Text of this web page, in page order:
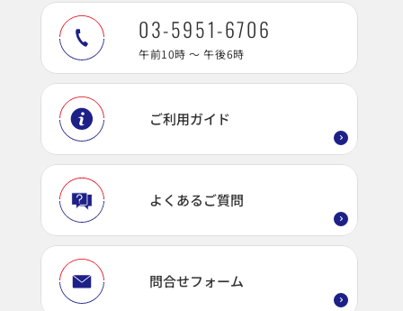
03-5951-6706
午前10時 ～ 午後6時
ご利用ガイド
よくあるご質問
問合せフォーム